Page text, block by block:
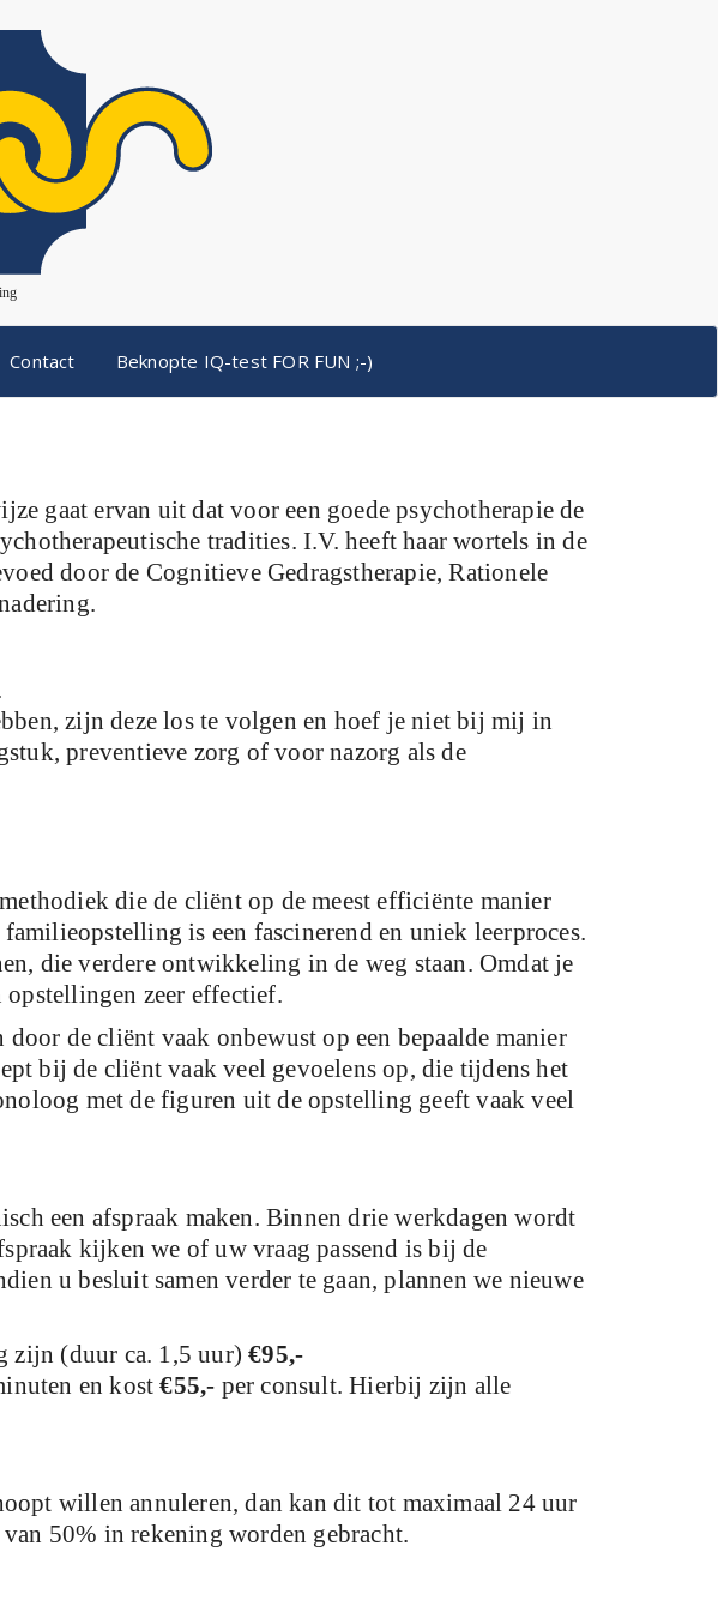
Contact Beknopte IQ-test FOR FUN ;-)
gaat ervan uit dat voor een goede psychotherapie de
tradities. I.V. heeft haar wortels in de
door de Cognitieve Gedragstherapie, Rationele
zijn deze los te volgen en hoef je niet bij mij in
preventieve zorg of voor nazorg als de
die de cliënt op de meest efficiënte manier
is een fascinerend en uniek leerproces.
die verdere ontwikkeling in de weg staan. Omdat je
zeer effectief.
de cliënt vaak onbewust op een bepaalde manier
bij de cliënt vaak veel gevoelens op, die tijdens het
met de figuren uit de opstelling geeft vaak veel
een afspraak maken. Binnen drie werkdagen wordt
kijken we of uw vraag passend is bij de
u besluit samen verder te gaan, plannen we nieuwe
zijn (duur ca. 1,5 uur)€95,-
en kost€55,- per consult. Hierbij zijn alle
willen annuleren, dan kan dit tot maximaal 24 uur
50% in rekening worden gebracht.